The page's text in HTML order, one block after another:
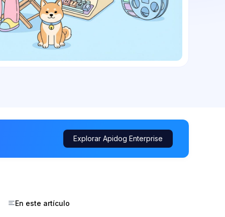
Explorar Apidog Enterprise
En este artículo